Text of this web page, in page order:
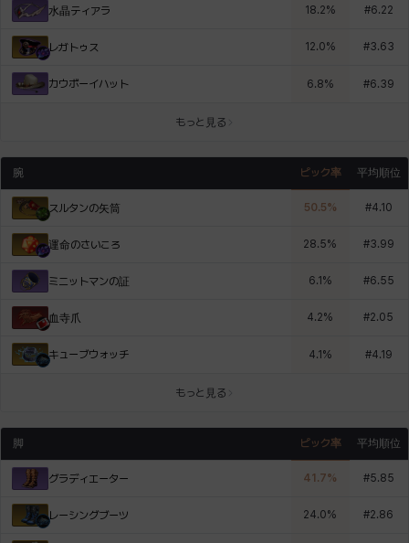
水晶ティアラ 18.2% #6.22
レガトゥス 12.0% #3.63
カウボーイハット 6.8% #6.39
もっと見る
腕 ピック率 平均順位
スルタンの矢筒 50.5% #4.10
運命のさいころ 28.5% #3.99
ミニットマンの証 6.1 % #6.55
血寺爪 4.2% #2.05
キューブウォッチ 4.1 % #4.19
もっと見る
脚 ピック率 平均順位
グラディエーター 41.7% #5.85
レーシングブーツ 24.0% #2.86